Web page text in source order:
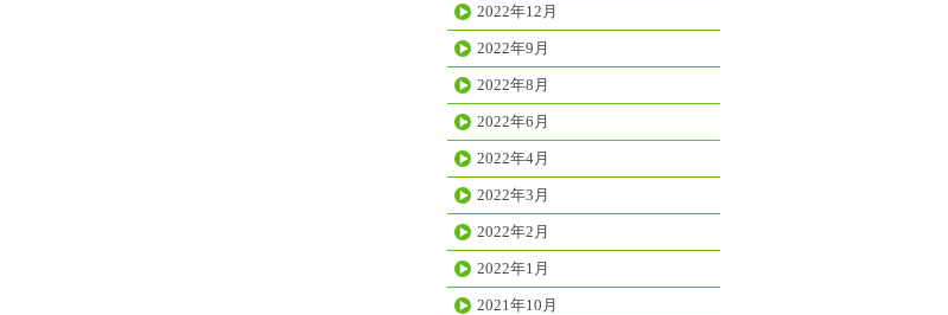
2022年12月
2022年9月
2022年8月
2022年6月
2022年4月
2022年3月
2022年2月
2022年1月
2021年10月